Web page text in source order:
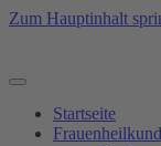
Zum Hauptinhalt
Startseite